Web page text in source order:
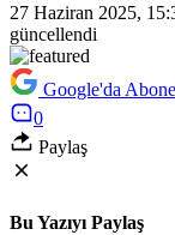
27 Haziran 2025,
güncellendi
Google'da
0
Paylaş
Bu Yazıyı Paylaş